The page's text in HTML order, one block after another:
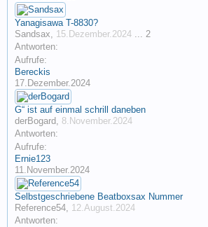
Yanagisawa T-8830?
Sandsax, 15.Dezember.2024 ... 2
Antworten:
Aufrufe:
Bereckis
17.Dezember.2024
G“ ist auf einmal schrill daneben
derBogard, 8.November.2024
Antworten:
Aufrufe:
Ernie123
11.November.2024
Selbstgeschriebene Beatboxsax Nummer
Reference54, 12.August.2024
Antworten: